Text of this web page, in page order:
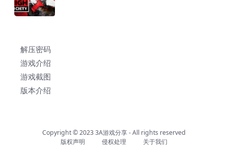
解压密码
游戏介绍
游戏截图
版本介绍
Copyright © 20233A游戏分享- All rights reserved
版权声明
侵权处理 关于我们